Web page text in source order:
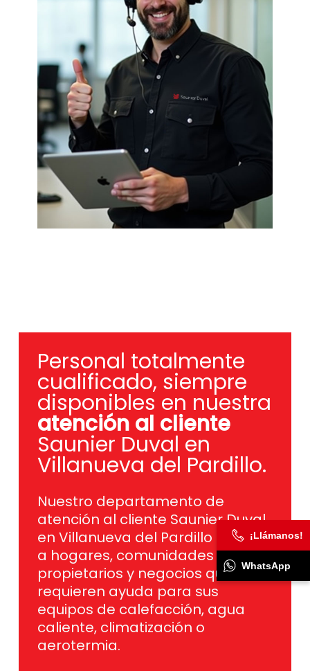
Personal totalmente
cualificado, siempre
disponibles en nuestra
atención al cliente
Saunier Duval en
Villanueva del Pardillo.
Nuestro departamento de
atención al cliente Saunier Duval
en Villanueva del Pardillo ayuda
a hogares, comunidades de
propietarios y negocios que
requieren ayuda para sus
equipos de calefacción, agua
caliente, climatización o
aerotermia.
¡Llámanos!
WhatsApp